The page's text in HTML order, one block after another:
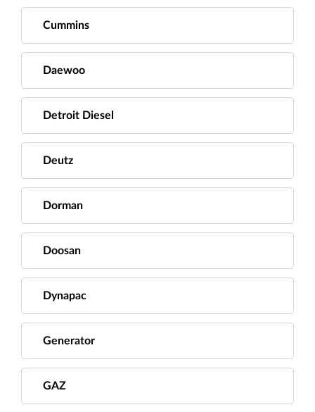
Cummins
Daewoo
Detroit Diesel
Deutz
Dorman
Doosan
Dynapac
Generator
GAZ